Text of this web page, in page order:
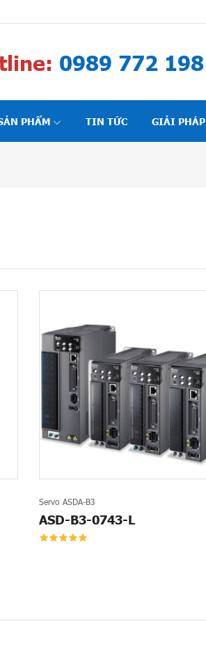
0989 772 198
PHẨM TIN TỨC GIẢI PHÁP
Servo ASDA-B3
ASD-B3-0743-L